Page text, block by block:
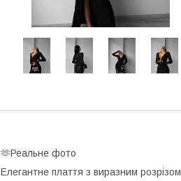
🫶Реальне фото
Елегантне плаття з виразним розрізом